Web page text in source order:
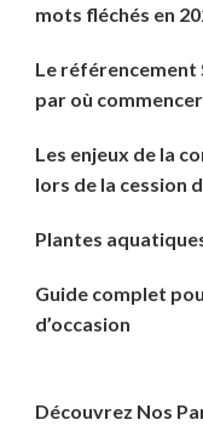
mots fléchés en
Le référencement
par où commencer
Les enjeux de la
lors de la cession
Plantes
Guide complet
d’occasion
Découvrez Nos